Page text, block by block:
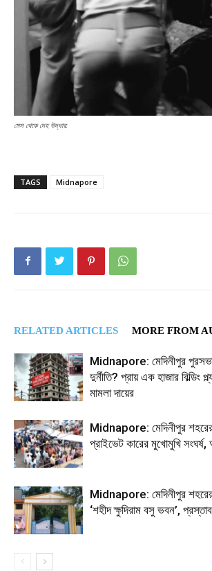
মেস থেকে দেহ উদ্ধার:
TAGS Midnapore
RELATED ARTICLES MORE FROM
Midnapore: মেদিনীপুর
দুর্নীতি? প্রায় এক হাজার বিল্ডিং
মামলা দায়ের
Midnapore: মেদিনীপুর
প্রাইভেট কারের মুখোমুখি
Midnapore: মেদিনীপুর শহরের
‘শহীদ ক্ষুদিরাম বসু ভবন’,